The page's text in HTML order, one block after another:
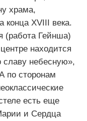
храма,
конца XVIII века.
(работа Гейнша)
находится
славу небесную»,
по сторонам
есть еще
и Сердца